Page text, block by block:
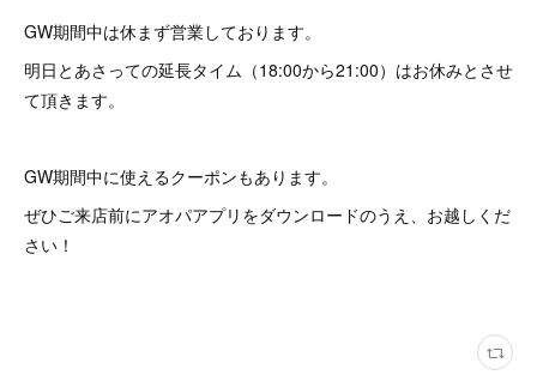
GW期間中は休まず営業しております。
明日とあさっての延長タイム（18:00から21:00）はお休みとさせ
て頂きます。
GW期間中に使えるクーポンもあります。
ぜひご来店前にアオパアプリをダウンロードのうえ、お越しくだ
さい！